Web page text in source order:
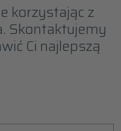
korzystając z
Skontaktujemy
Ci najlepszą